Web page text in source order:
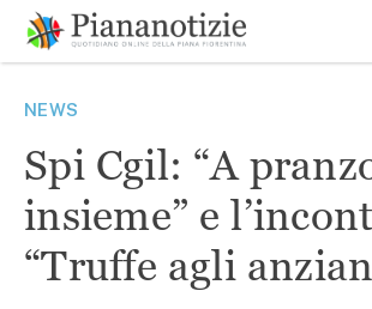
contenuto
SEARCH
NEWS
Spi Cgil: “A
insieme” e
“Truffe agli